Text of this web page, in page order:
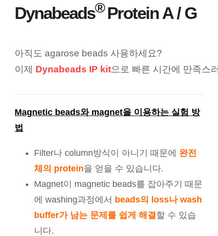
Dynabeads®Protein A / G
아직도 agarose beads 사용하세요?
이제 Dynabeads IP kit으로 빠른 시간에 만족스
Magnetic beads와magnet을 이용하는 실험 방
법
Filter나column방식이 아니기 때문에 완전
체의 protein을 얻을 수 있습니다.
Magnet이 magnetic beads를 잡아주기 때문
에 washing과정에서 beads의 loss나wash
buffer가 남는 문제를 쉽게 해결할 수 있습
니다.